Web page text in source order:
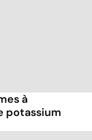
à
potassium